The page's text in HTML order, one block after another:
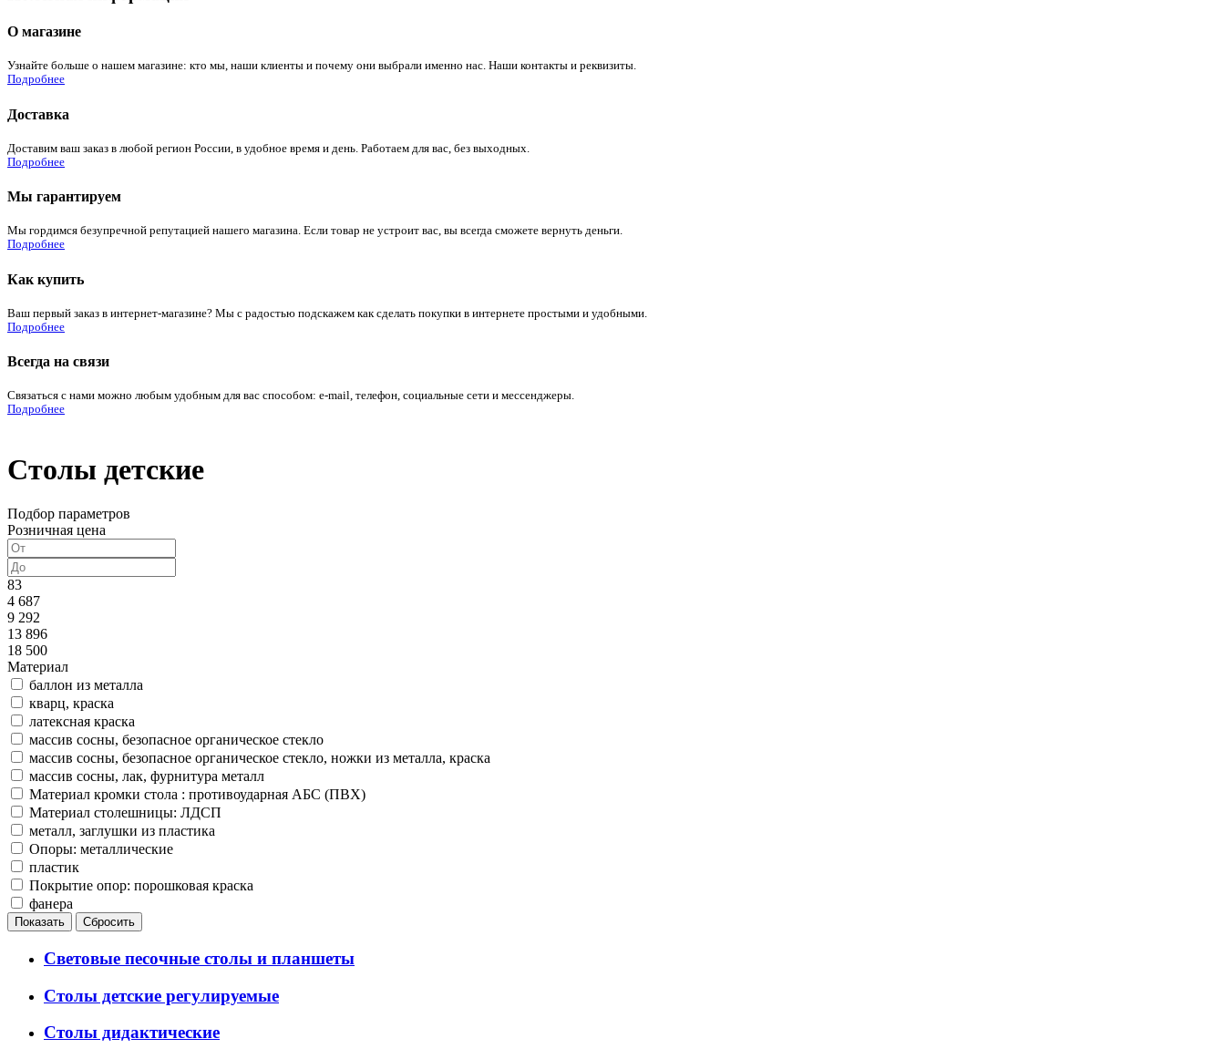
О магазине
Узнайте больше о нашем магазине: кто мы, наши клиенты и почему они выбрали именно нас. Наши контакты и реквизиты.
Подробнее
Доставка
Доставим ваш заказ в любой регион России, в удобное время и день. Работаем для вас, без выходных.
Подробнее
Мы гарантируем
Мы гордимся безупречной репутацией нашего магазина. Если товар не устроит вас, вы всегда сможете вернуть деньги.
Подробнее
Как купить
Ваш первый заказ в интернет-магазине? Мы с радостью подскажем как сделать покупки в интернете простыми и удобными.
Подробнее
Всегда на связи
Связаться с нами можно любым удобным для вас способом: e-mail, телефон, социальные сети и мессенджеры.
Подробнее
Столы детские
Подбор параметров
Розничная цена
83
4 687
9 292
13 896
18 500
Материал
баллон из металла
кварц, краска
латексная краска
массив сосны, безопасное органическое стекло
массив сосны, безопасное органическое стекло, ножки из металла, краска
массив сосны, лак, фурнитура металл
Материал кромки стола : противоударная АБС (ПВХ)
Материал столешницы: ЛДСП
металл, заглушки из пластика
Опоры: металлические
пластик
Покрытие опор: порошковая краска
фанера
Световые песочные столы и планшеты
Столы детские регулируемые
Столы дидактические